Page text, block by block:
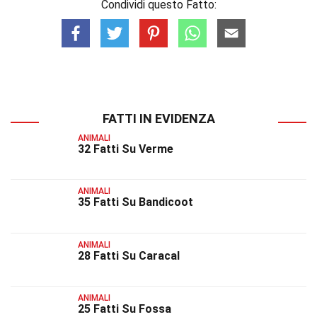
Condividi questo Fatto:
FATTI IN EVIDENZA
ANIMALI
32 Fatti Su Verme
ANIMALI
35 Fatti Su Bandicoot
ANIMALI
28 Fatti Su Caracal
ANIMALI
25 Fatti Su Fossa